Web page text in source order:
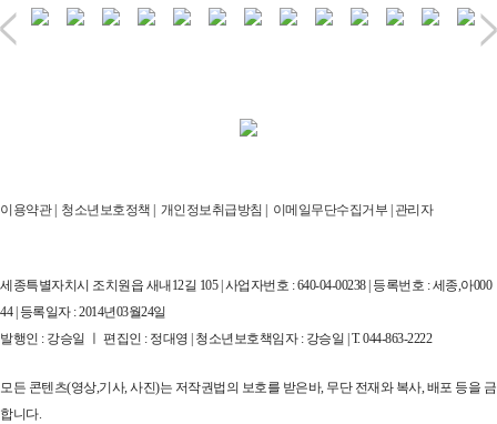
이용약관| 청소년보호정책 | 개인정보취급방침 | 이메일무단수집거부 | 관리자
세종특별자치시 조치원읍 새내12길 105 | 사업자번호 : 640-04-00238 | 등록번호 : 세종,아000
44 | 등록일자 : 2014년03월24일
발행인 : 강승일 ㅣ 편집인 : 정대영 | 청소년보호책임자 : 강승일 | T. 044-863-2222
모든 콘텐츠(영상,기사, 사진)는 저작권법의 보호를 받은바, 무단 전재와 복사, 배포 등을 금
합니다.